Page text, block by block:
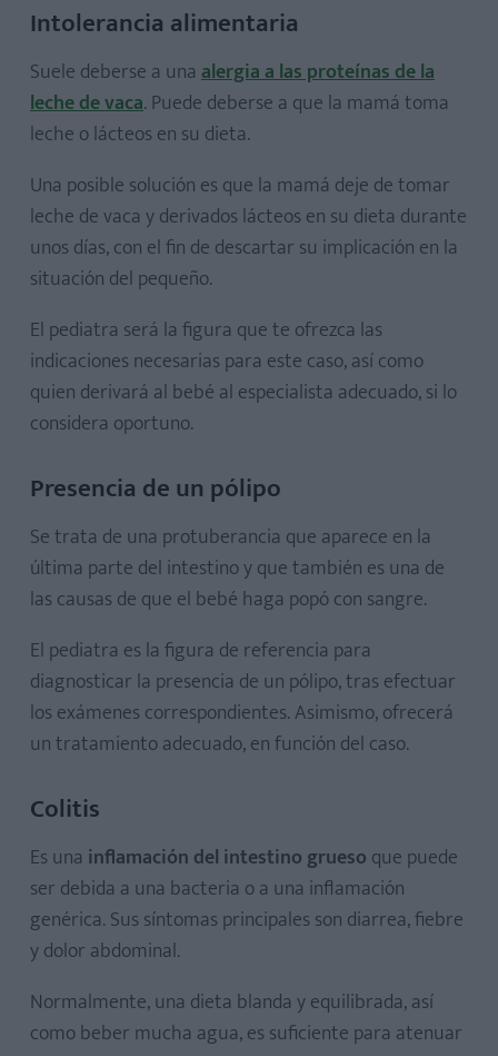
Intolerancia alimentaria
Suele deberse a una alergia a las proteínas de la
leche de vaca. Puede deberse a que la mamá toma
leche o lácteos en su dieta.
Una posible solución es que la mamá deje de tomar
leche de vaca y derivados lácteos en su dieta durante
unos días, con el fin de descartar su implicación en la
situación del pequeño.
El pediatra será la figura que te ofrezca las
indicaciones necesarias para este caso, así como
quien derivará al bebé al especialista adecuado, si lo
considera oportuno.
Presencia de un pólipo
Se trata de una protuberancia que aparece en la
última parte del intestino y que también es una de
las causas de que el bebé haga popó con sangre.
El pediatra es la figura de referencia para
diagnosticar la presencia de un pólipo, tras efectuar
los exámenes correspondientes. Asimismo, ofrecerá
un tratamiento adecuado, en función del caso.
Colitis
Es una inflamación del intestino grueso que puede
ser debida a una bacteria o a una inflamación
genérica. Sus síntomas principales son diarrea, fiebre
y dolor abdominal.
Normalmente, una dieta blanda y equilibrada, así
como beber mucha agua, es suficiente para atenuar